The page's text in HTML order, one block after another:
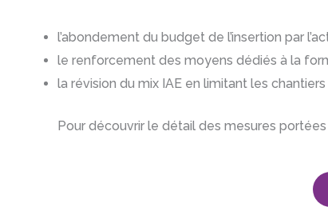
l’abondement du budget de l’insertion par
le renforcement des moyens dédiés à la
la révision du mix IAE en limitant les
Pour découvrir le détail des mesures